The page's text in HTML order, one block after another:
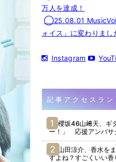
万人を達成！
◯25.08.01
ォイス」に変わりまし
Instagram
記事アクセスラン
櫻坂46山﨑天、ギ
ー！」 応援アンバサ
山田涼介、香水をま
すよね？すごくいい香